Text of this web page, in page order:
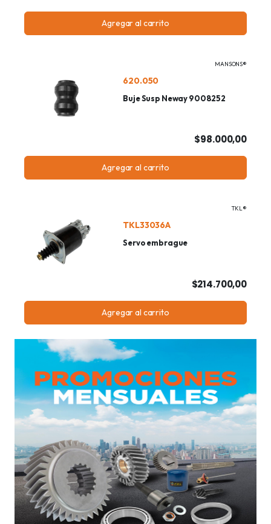
Agregar al carrito
MANSONS®
620.050
Buje Susp Neway 9008252
$98.000,00
Agregar al carrito
TKL®
TKL33036A
Servo embrague
$214.700,00
Agregar al carrito